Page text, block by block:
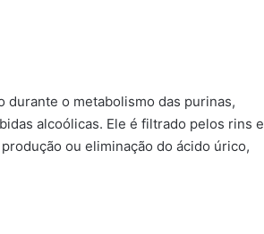
durante o metabolismo das purinas,
alcoólicas. Ele é filtrado pelos rins e
ou eliminação do ácido úrico,